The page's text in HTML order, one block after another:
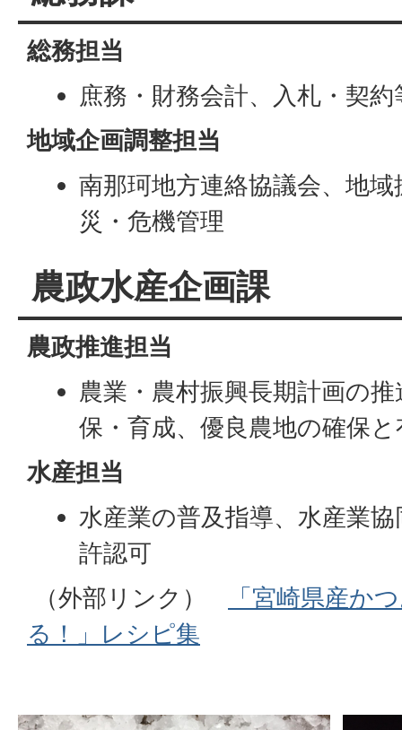
総務担当
庶務・財務会計、入札・契
地域企画調整担当
南那珂地方連絡協議会、地
災・危機管理
農政水産企画課
農政推進担当
農業・農村振興長期計画の
保・育成、優良農地の確保
水産担当
水産業の普及指導、水産業
許認可
（外部リンク）
「宮崎県産か
る！」レシピ集